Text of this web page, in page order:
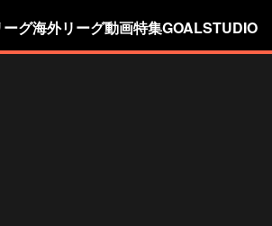
グ海外リーグ動画特集GOALSTUDIO